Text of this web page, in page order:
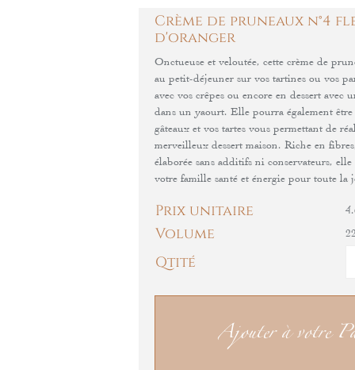
Crème de pruneaux n°4
d'oranger
Onctueuse et veloutée, cette crème de
au petit-déjeuner sur vos tartines ou vos
avec vos crêpes ou encore en dessert avec
dans un yaourt. Elle pourra également être
gâteaux et vos tartes vous permettant de
merveilleux dessert maison. Riche en
élaborée sans additifs ni conservateurs,
votre famille santé et énergie pour toute la
Prix unitaire
Volume
Qtité
Ajouter à votre